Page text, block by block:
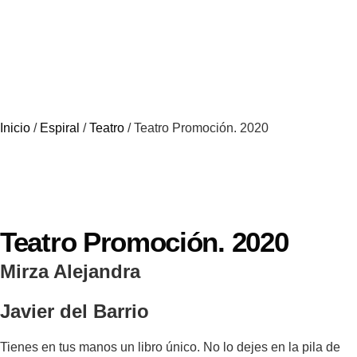
Inicio / Espiral /Teatro / Teatro Promoción. 2020
Teatro Promoción. 2020
Mirza Alejandra
Javier del Barrio
Tienes en tus manos un libro único. No lo dejes en la pila de